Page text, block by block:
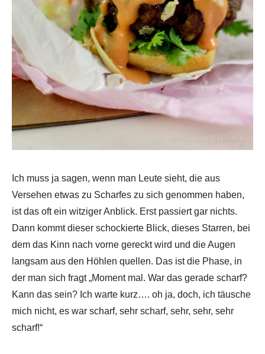
Ich muss ja sagen, wenn man Leute sieht, die aus
Versehen etwas zu Scharfes zu sich genommen haben,
ist das oft ein witziger Anblick. Erst passiert gar nichts.
Dann kommt dieser schockierte Blick, dieses Starren, bei
dem das Kinn nach vorne gereckt wird und die Augen
langsam aus den Höhlen quellen. Das ist die Phase, in
der man sich fragt „Moment mal. War das gerade scharf?
Kann das sein? Ich warte kurz…. oh ja, doch, ich täusche
mich nicht, es war scharf, sehr scharf, sehr, sehr, sehr
scharf!“